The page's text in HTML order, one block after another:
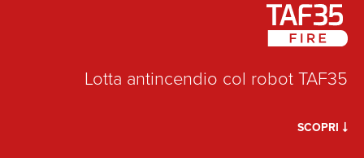
Lotta antincendio col robot TAF35
SCOPRI